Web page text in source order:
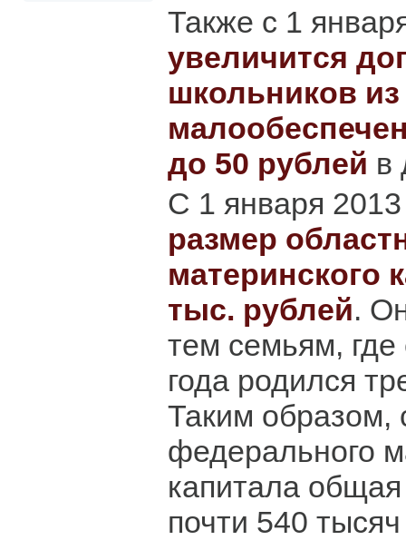
Также с 1
увеличится
школьников
до 50 рублей в
С 1 января
размер
материнского
тыс. рублей.
тем семьям, где
года родился
Таким образом,
федерального
капитала
почти 540